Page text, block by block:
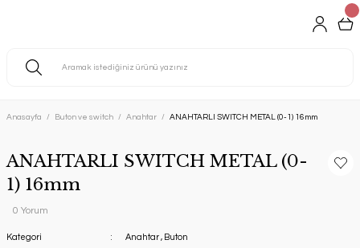
Anasayfa Buton ve switch Anahtar ANAHTARLI SWITCH METAL (0-1) 16mm
ANAHTARLI SWITCH METAL (0-
1) 16mm
0 Yorum
Kategori Anahtar , Buton